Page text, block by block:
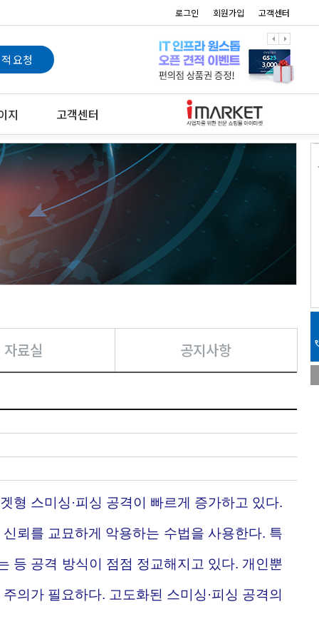
로그인 회원가입 고객센터
요청
arrow_left arrow_right
지 고객센터
자료실 공지사항
형 스미싱·피싱 공격이 빠르게 증가하고 있다.
뢰를 교묘하게 악용하는 수법을 사용한다. 특
등 공격 방식이 점점 정교해지고 있다. 개인뿐
의가 필요하다. 고도화된 스미싱·피싱 공격의